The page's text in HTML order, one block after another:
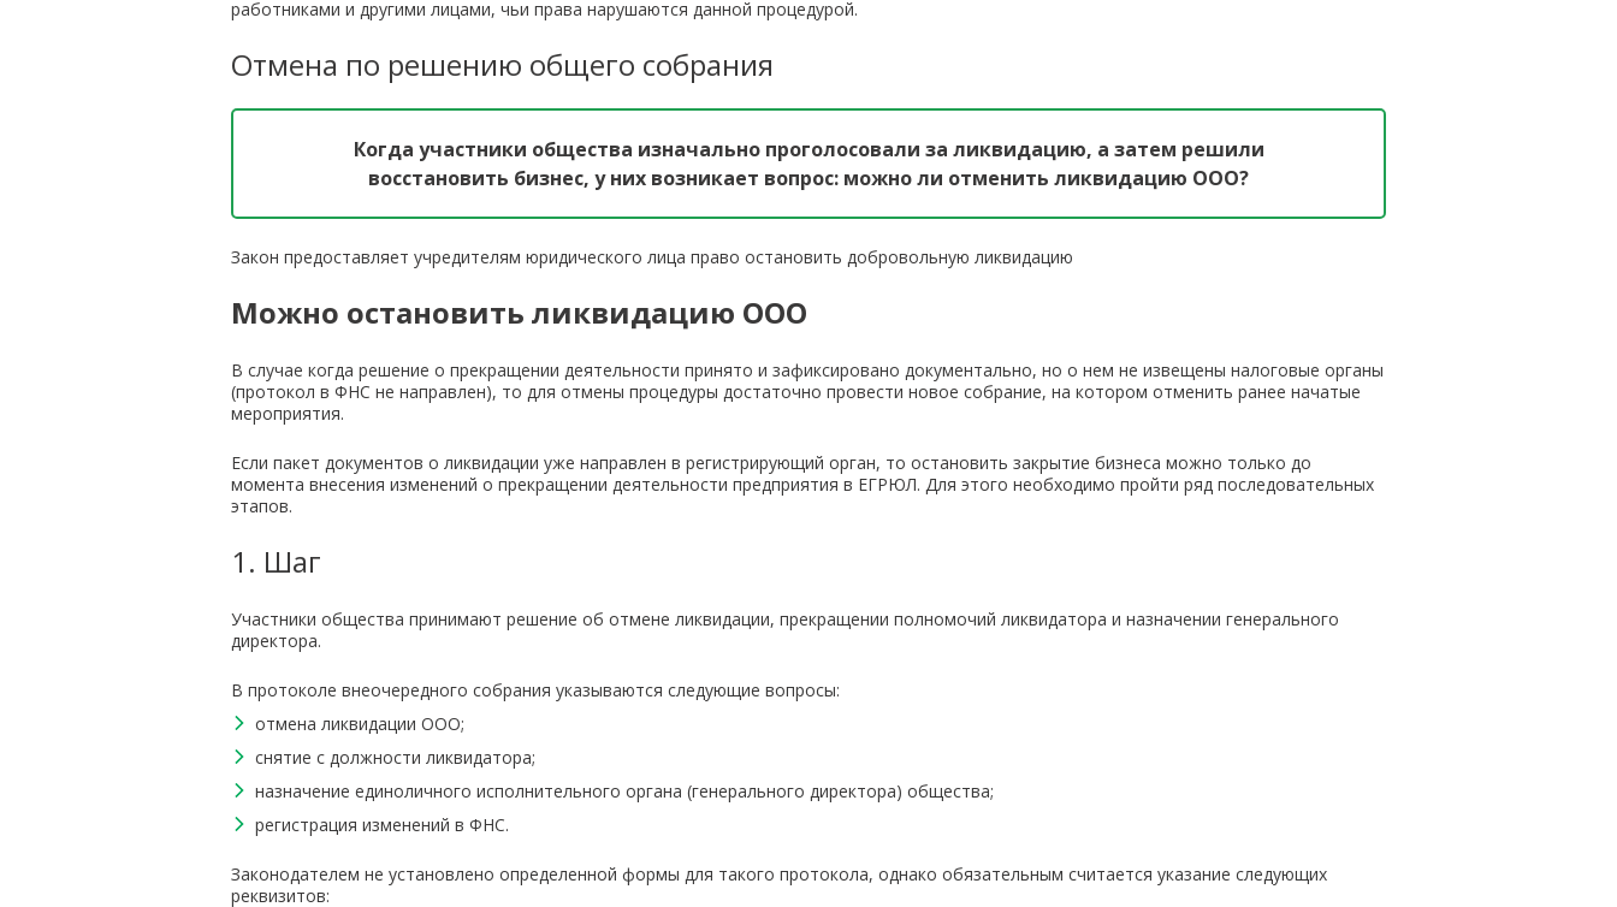
работниками и другими лицами, чьи права нарушаются данной процедурой.
Отмена по решению общего собрания
Когда участники общества изначально проголосовали за ликвидацию, а затем решили
восстановить бизнес, у них возникает вопрос: можно ли отменить ликвидацию ООО?
Закон предоставляет учредителям юридического лица право остановить добровольную ликвидацию
Можно остановить ликвидацию ООО
В случае когда решение о прекращении деятельности принято и зафиксировано документально, но о нем не извещены налоговые органы
(протокол в ФНС не направлен), то для отмены процедуры достаточно провести новое собрание, на котором отменить ранее начатые
мероприятия.
Если пакет документов о ликвидации уже направлен в регистрирующий орган, то остановить закрытие бизнеса можно только до
момента внесения изменений о прекращении деятельности предприятия в ЕГРЮЛ. Для этого необходимо пройти ряд последовательных
этапов.
1. Шаг
Участники общества принимают решение об отмене ликвидации, прекращении полномочий ликвидатора и назначении генерального
директора.
В протоколе внеочередного собрания указываются следующие вопросы:
отмена ликвидации ООО;
снятие с должности ликвидатора;
назначение единоличного исполнительного органа (генерального директора) общества;
регистрация изменений в ФНС.
Законодателем не установлено определенной формы для такого протокола, однако обязательным считается указание следующих
реквизитов: